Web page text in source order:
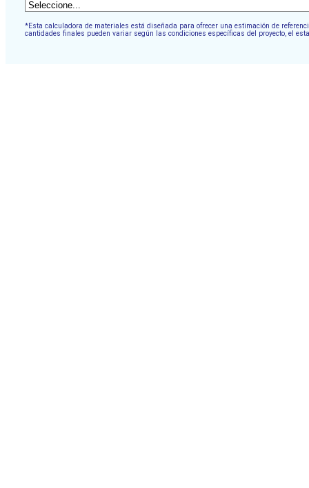
*Esta calculadora de materiales está diseñada para ofrecer una estimación de
cantidades finales pueden variar según las condiciones específicas del proyecto, el